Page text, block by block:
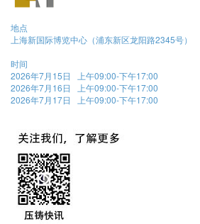
地点
上海新国际博览中心（浦东新区龙阳路2345号）
时间
2026年7月15日 上午09:00-下午17:00
2026年7月16日 上午09:00-下午17:00
2026年7月17日 上午09:00-下午17:00